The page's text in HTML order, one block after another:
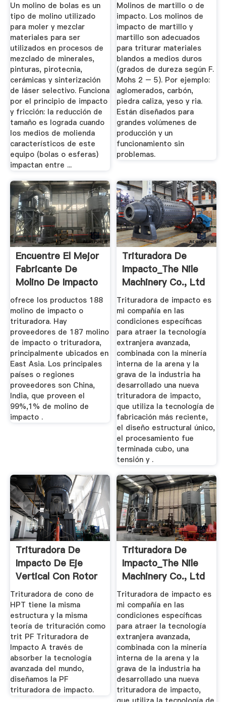
Un molino de bolas es un
tipo de molino utilizado
para moler y mezclar
materiales para ser
utilizados en procesos de
mezclado de minerales,
pinturas, pirotecnia,
cerámicas y sinterización
de láser selectivo. Funciona
por el principio de impacto
y fricción: la reducción de
tamaño es lograda cuando
los medios de molienda
característicos de este
equipo (bolas o esferas)
impactan entre ...
Molinos de martillo o de
impacto. Los molinos de
impacto de martillo y
martillo son adecuados
para triturar materiales
blandos a medios duros
(grados de dureza según F.
Mohs 2 – 5). Por ejemplo:
aglomerados, carbón,
piedra caliza, yeso y ria.
Están diseñados para
grandes volúmenes de
producción y un
funcionamiento sin
problemas.
Encuentre El Mejor
Fabricante De
Molino De Impacto
O ...
ofrece los productos 188
molino de impacto o
trituradora. Hay
proveedores de 187 molino
de impacto o trituradora,
principalmente ubicados en
East Asia. Los principales
países o regiones
proveedores son China,
India, que proveen el
99%,1% de molino de
impacto .
Trituradora De
Impacto_The Nile
Machinery Co., Ltd
Trituradora de impacto es
mi compañía en las
condiciones específicas
para atraer la tecnología
extranjera avanzada,
combinada con la minería
interna de la arena y la
grava de la industria ha
desarrollado una nueva
trituradora de impacto,
que utiliza la tecnología de
fabricación más reciente,
el diseño estructural único,
el procesamiento fue
terminada cubo, una
tensión y .
Trituradora De
Impacto De Eje
Vertical Con Rotor
Profundo ...
Trituradora de cono de
HPT tiene la misma
estructura y la misma
teoría de trituración como
trit PF Trituradora de
Impacto A través de
absorber la tecnología
avanzada del mundo,
diseñamos la PF
trituradora de impacto.
Trituradora De
Impacto_The Nile
Machinery Co., Ltd
Trituradora de impacto es
mi compañía en las
condiciones específicas
para atraer la tecnología
extranjera avanzada,
combinada con la minería
interna de la arena y la
grava de la industria ha
desarrollado una nueva
trituradora de impacto,